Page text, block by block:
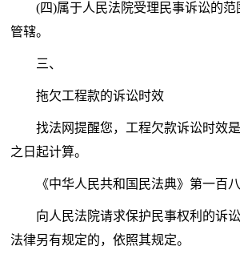
(四)属于人民法院受理民事诉讼的
管辖。
三、
拖欠工程款的诉讼时效
找法网提醒您，工程欠款诉讼时效
之日起计算。
《中华人民共和国民法典》第一百
向人民法院请求保护民事权利的诉
法律另有规定的，依照其规定。